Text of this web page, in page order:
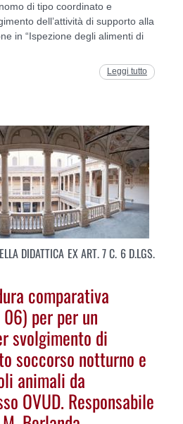
di tipo coordinato e
dell’attività di supporto alla
in “Ispezione degli alimenti di
Leggi tutto
DIDATTICA EX ART. 7 C. 6 D.LGS.
comparativa
per per un
svolgimento di
soccorso notturno e
animali da
OVUD. Responsabile